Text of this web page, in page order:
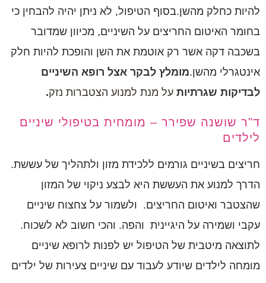
להיות כחלק מהשן.בסוף הטיפול, לא ניתן יהיה להבחין כי
בחומר האיטום החריצים על השיניים, מכיוון שמדובר
בשכבה דקה אשר רק אוטמת את השן והופכת להיות חלק
אינטגרלי מהשן.מומלץ לבקר אצל רופא השיניים
לבדיקות שגרתיות על מנת למנוע הצטברות נזק.
ד"ר שושנה שפירר – מומחית בטיפולי שיניים
לילדים
חריצים בשיניים גורמים ללכידת מזון ולתהליך של עששת.
הדרך למנוע את העששת היא לבצע ניקוי של המזון
שהצטבר ואיטום החריצים. ולשמור על צחצוח שיניים
עקבי ושמירה על היגיינית והפה. והכי חשוב לא לשכוח.
לתוצאה מיטבית של הטיפול יש לפנות לרופא שיניים
מומחה לילדים שיודע לעבוד עם שיניים צעירות של ילדים